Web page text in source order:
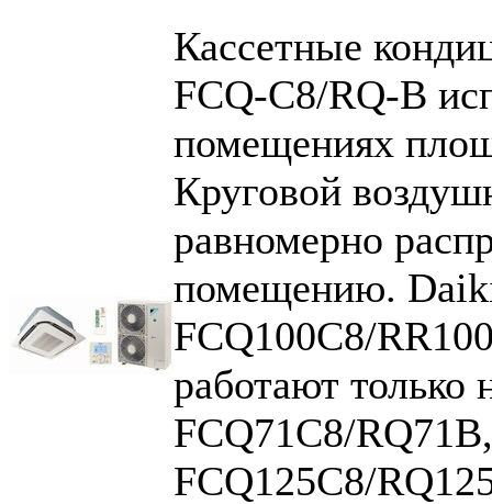
Кассетные
FCQ-C8/RQ-B
помещениях
Круговой
равномерно
помещению.
FCQ100C8/
работают
FCQ71C8/
FCQ125C8/